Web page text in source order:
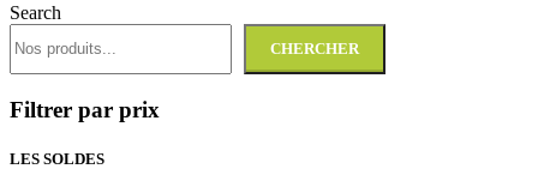
Search
CHERCHER
Filtrer par prix
LES SOLDES